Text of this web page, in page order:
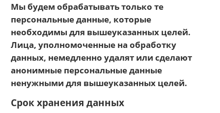
Мы будем обрабатывать только те
персональные данные, которые
необходимы для вышеуказанных целей.
Лица, уполномоченные на обработку
данных, немедленно удалят или сделают
анонимные персональные данные
ненужными для вышеуказанных целей.
Срок хранения данных